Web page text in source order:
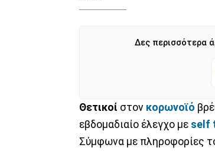
Δες περισσότερα
Θετικοί στον κορωνοϊό
εβδομαδιαίο έλεγχο με self
Σύμφωνα με πληροφορίες